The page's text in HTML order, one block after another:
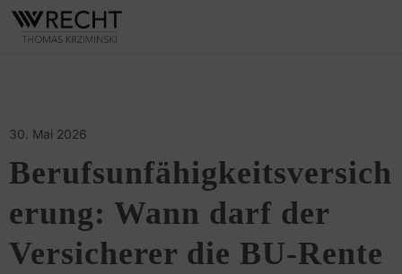
30. Mai 2026
Berufsunfähigkeitsversich
erung: Wann darf der
Versicherer die BU-Rente